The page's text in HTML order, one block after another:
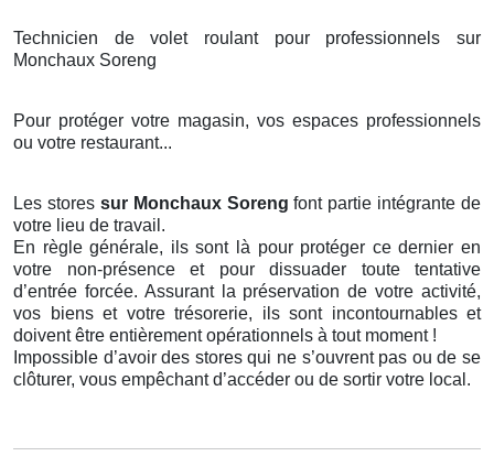
Technicien de volet roulant pour professionnels sur
Monchaux Soreng
Pour protéger votre magasin, vos espaces professionnels
ou votre restaurant...
Les stores sur Monchaux Sorengfont partie intégrante de
votre lieu de travail.
En règle générale, ils sont là pour protéger ce dernier en
votre non-présence et pour dissuader toute tentative
d’entrée forcée. Assurant la préservation de votre activité,
vos biens et votre trésorerie, ils sont incontournables et
doivent être entièrement opérationnels à tout moment !
Impossible d’avoir des stores qui ne s’ouvrent pas ou de se
clôturer, vous empêchant d’accéder ou de sortir votre local.